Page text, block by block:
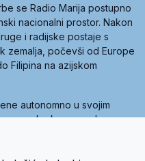
se Radio Marija postupno
nacionalni prostor. Nakon
i radijske postaje s
zemalja, počevši od Europe
Filipina na azijskom
autonomno u svojim
preko krovne udruge
Marije (World Family of
je sedam članica, među